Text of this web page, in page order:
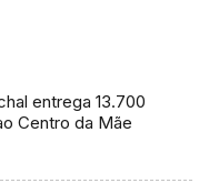
entrega 13.700
Centro da Mãe